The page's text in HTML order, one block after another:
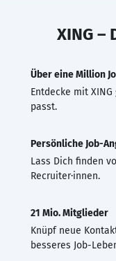
XING –
Über eine Million
Entdecke mit
passt.
Persönliche Job-
Lass Dich finden
Recruiter·innen.
21 Mio. Mitglieder
Knüpf neue
besseres Job-